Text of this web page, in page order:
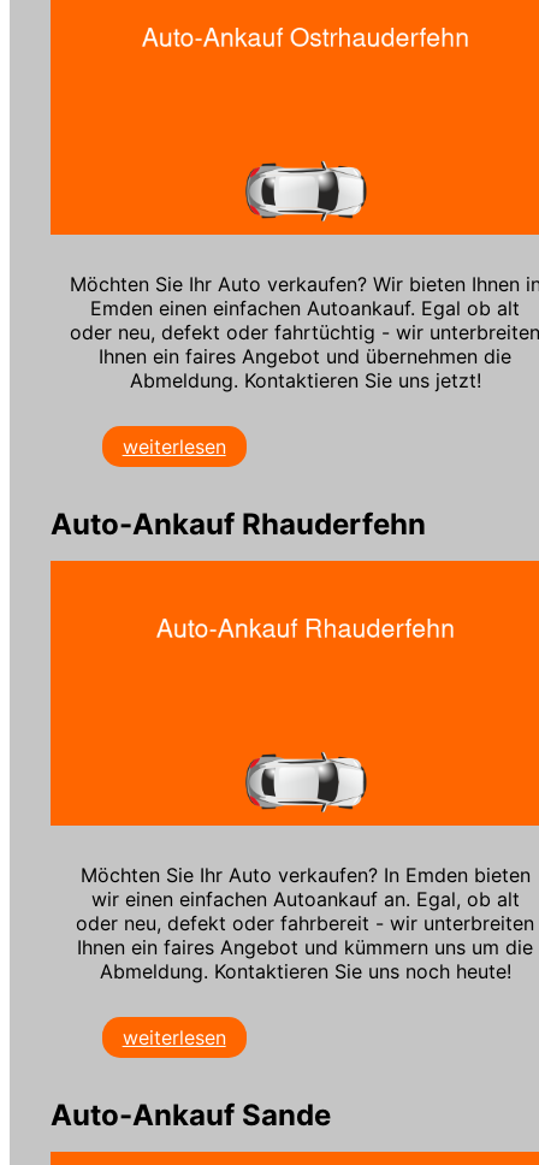
Möchten Sie Ihr Auto verkaufen? Wir bieten Ihnen
Emden einen einfachen Autoankauf. Egal ob alt
oder neu, defekt oder fahrtüchtig - wir
Ihnen ein faires Angebot und übernehmen die
Abmeldung. Kontaktieren Sie uns jetzt!
weiterlesen
Auto-Ankauf Rhauderfehn
Möchten Sie Ihr Auto verkaufen? In Emden bieten
wir einen einfachen Autoankauf an. Egal, ob alt
oder neu, defekt oder fahrbereit - wir unterbreiten
Ihnen ein faires Angebot und kümmern uns um die
Abmeldung. Kontaktieren Sie uns noch heute!
weiterlesen
Auto-Ankauf Sande